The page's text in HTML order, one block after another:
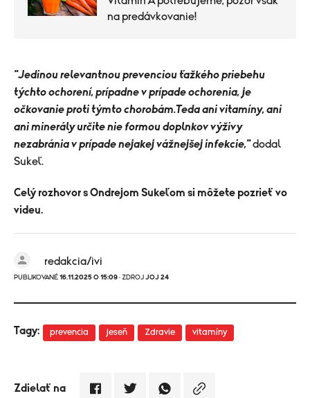
na predávkovanie!
"Jedinou relevantnou prevenciou ťažkého priebehu
týchto ochorení, prípadne v prípade ochorenia, je
očkovanie proti týmto chorobám.Teda ani vitamíny, ani
ani minerály určite nie formou doplnkov výživy
nezabránia v prípade nejakej vážnejšej infekcie,"dodal
Sukeľ.
Celý rozhovor s Ondrejom Sukeľom si môžete pozrieť vo
videu.
redakcia/ivi
PUBLIKOVANÉ 16.11.2025 O 15:09 · ZDROJ JOJ 24
Tagy: prevencia jeseň Zdravie vitamíny
Zdielať na